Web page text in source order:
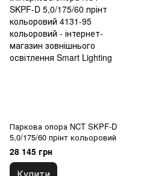
Паркова опора NCT SKPF-D
5,0/175/60 прінт кольоровий
28 145 грн